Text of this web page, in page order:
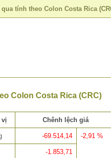
tính theo Colon Costa Rica
Colon Costa Rica (CRC)
Chênh lệch giá
-69.514,14 -2,91 %
-1.853,71